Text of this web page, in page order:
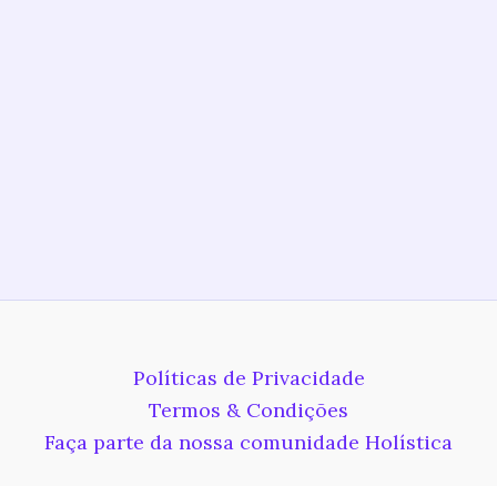
Políticas de Privacidade
Termos & Condições
Faça parte da nossa comunidade Holística